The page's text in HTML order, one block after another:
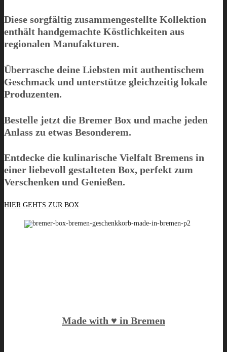
Diese sorgfältig zusammengestellte Kollektion
enthält handgemachte Köstlichkeiten aus
regionalen Manufakturen.
Überrasche deine Liebsten mit authentischem
Geschmack und unterstütze gleichzeitig lokale
Produzenten.
Bestelle jetzt die Bremer Box und mache jeden
Anlass zu etwas Besonderem.
Entdecke die kulinarische Vielfalt Bremens in
einer liebevoll gestalteten Box, perfekt zum
Verschenken und Genießen.
HIER GEHTS ZUR BOX
Made with ♥️ in Bremen